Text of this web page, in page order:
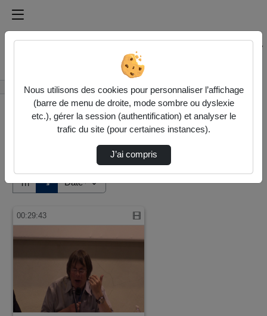
Médiathèque de l'université Paris
Rechercher un média sur Médiathèque de l'université
Accueil Vidéos
Tri ↘
00:29:43
Nous utilisons des cookies pour personnaliser l’affichage
(barre de menu de droite, mode sombre ou dyslexie
etc.), gérer la session (authentification) et analyser le
trafic du site (pour certaines instances).
J’ai compris